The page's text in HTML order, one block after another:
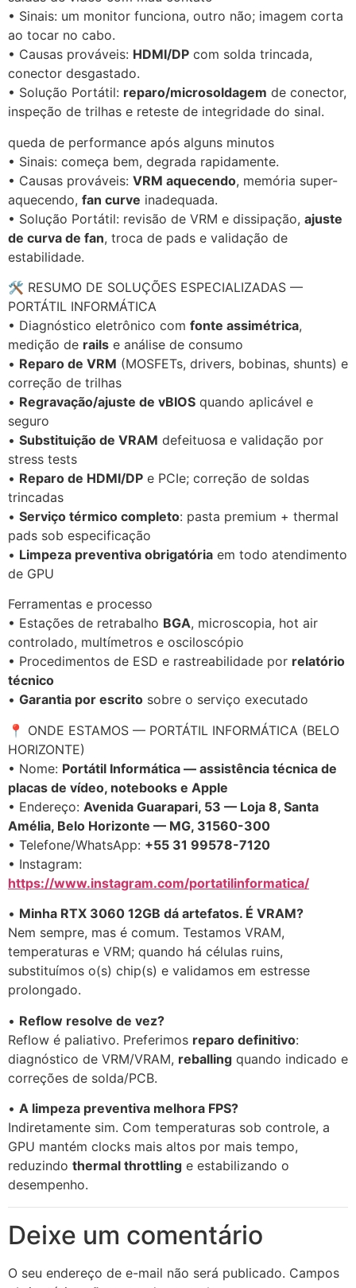
• Sinais: um monitor funciona, outro não; imagem corta
ao tocar no cabo.
• Causas prováveis: HDMI/DP com solda trincada,
conector desgastado.
• Solução Portátil: reparo/microsoldagem de conector,
inspeção de trilhas e reteste de integridade do sinal.
queda de performance após alguns minutos
• Sinais: começa bem, degrada rapidamente.
• Causas prováveis: VRM aquecendo, memória super-
aquecendo, fan curve inadequada.
• Solução Portátil: revisão de VRM e dissipação, ajuste
de curva de fan, troca de pads e validação de
estabilidade.
🛠 RESUMO DE SOLUÇÕES ESPECIALIZADAS —
PORTÁTIL INFORMÁTICA
• Diagnóstico eletrônico com fonte assimétrica,
medição de rails e análise de consumo
• Reparo de VRM (MOSFETs, drivers, bobinas, shunts) e
correção de trilhas
• Regravação/ajuste de vBIOS quando aplicável e
seguro
• Substituição de VRAM defeituosa e validação por
stress tests
• Reparo de HDMI/DP e PCIe; correção de soldas
trincadas
• Serviço térmico completo: pasta premium + thermal
pads sob especificação
• Limpeza preventiva obrigatória em todo atendimento
de GPU
Ferramentas e processo
• Estações de retrabalho BGA, microscopia, hot air
controlado, multímetros e osciloscópio
• Procedimentos de ESD e rastreabilidade por relatório
técnico
• Garantia por escrito sobre o serviço executado
📍 ONDE ESTAMOS — PORTÁTIL INFORMÁTICA (BELO
HORIZONTE)
• Nome: Portátil Informática — assistência técnica de
placas de vídeo, notebooks e Apple
• Endereço: Avenida Guarapari, 53 — Loja 8, Santa
Amélia, Belo Horizonte — MG, 31560-300
• Telefone/WhatsApp: +55 31 99578-7120
• Instagram:
https://www.instagram.com/portatilinformatica/
• Minha RTX 3060 12GB dá artefatos. É VRAM?
Nem sempre, mas é comum. Testamos VRAM,
temperaturas e VRM; quando há células ruins,
substituímos o(s) chip(s) e validamos em estresse
prolongado.
• Reflow resolve de vez?
Reflow é paliativo. Preferimos reparo definitivo:
diagnóstico de VRM/VRAM, reballing quando indicado e
correções de solda/PCB.
• A limpeza preventiva melhora FPS?
Indiretamente sim. Com temperaturas sob controle, a
GPU mantém clocks mais altos por mais tempo,
reduzindo thermal throttling e estabilizando o
desempenho.
Deixe um comentário
O seu endereço de e-mail não será publicado. Campos